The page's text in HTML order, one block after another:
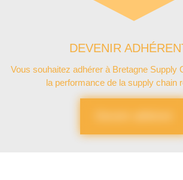
DEVENIR
Vous souhaitez adhérer à Bretagne Supply
la performance de la supply chain